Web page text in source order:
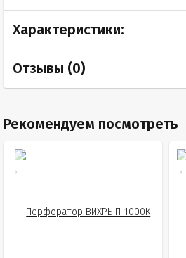
Характеристики:
Отзывы (0)
Рекомендуем посмотреть